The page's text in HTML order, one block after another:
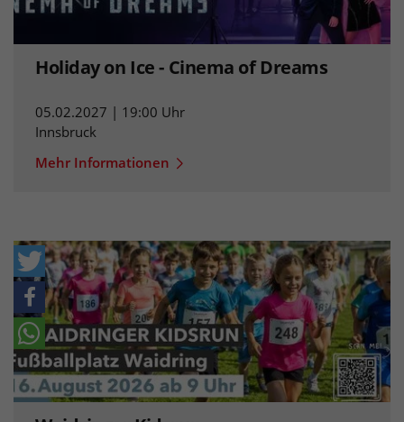
Holiday on Ice - Cinema of Dreams
05.02.2027 | 19:00 Uhr
Innsbruck
Mehr Informationen